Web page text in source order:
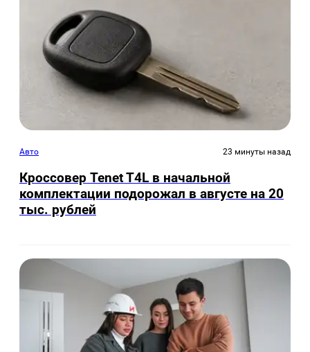
Авто 23 минуты назад
Кроссовер Tenet T4L в начальной
комплектации подорожал в августе на 20
тыс. рублей